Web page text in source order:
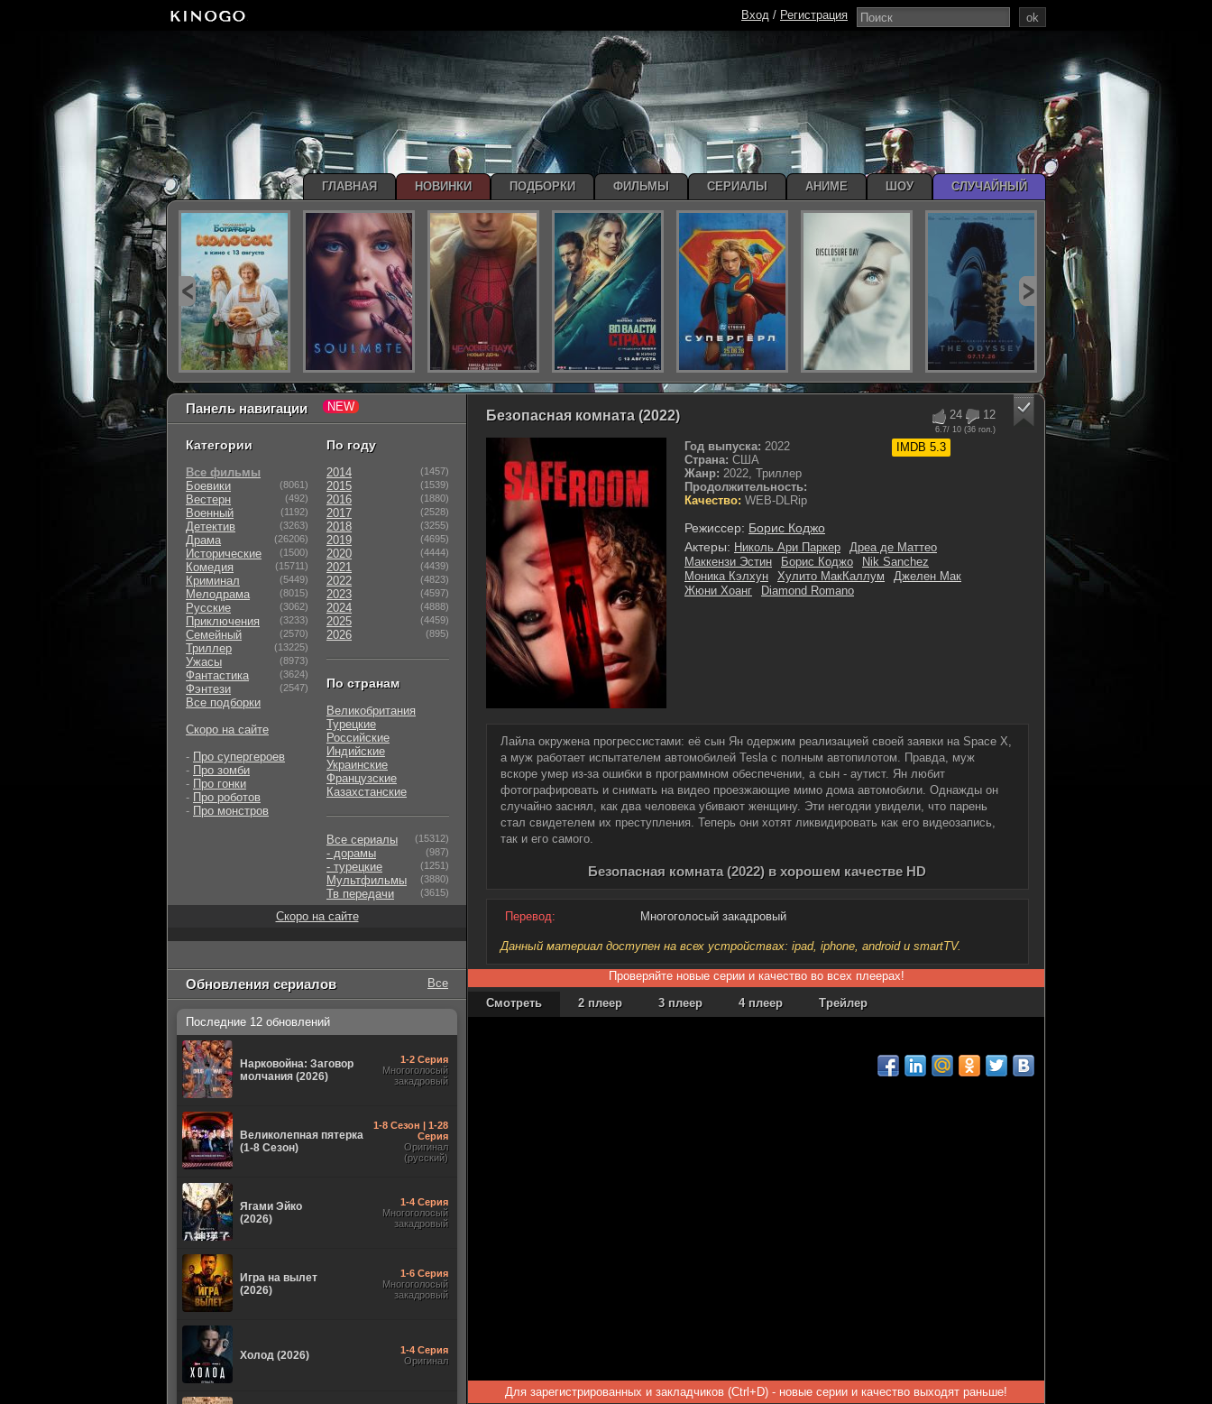
24 12
6.7/ 10 (36 гол.)
IMDB 5.3
Безопасная комната (2022)
Год выпуска: 2022
Страна: США
Жанр: 2022, Триллер
Продолжительность:
Качество: WEB-DLRip
Режиссер: Борис Коджо
Актеры: Николь Ари Паркер
Дреа де Маттео
Маккензи Эстин
Борис Коджо
Nik Sanchez
Моника Кэлхун
Хулито МакКаллум
Джелен Мак
Жюни Хоанг
Diamond Romano
Лайла окружена прогрессистами: её сын Ян одержим реализацией своей заявки на Space X,
а муж работает испытателем автомобилей Tesla с полным автопилотом. Правда, муж
вскоре умер из-за ошибки в программном обеспечении, а сын - аутист. Ян любит
фотографировать и снимать на видео проезжающие мимо дома автомобили. Однажды он
случайно заснял, как два человека убивают женщину. Эти негодяи увидели, что парень
стал свидетелем их преступления. Теперь они хотят ликвидировать как его видеозапись,
так и его самого.
Безопасная комната (2022) в хорошем качестве HD
Перевод: Многоголосый закадровый
Данный материал доступен на всех устройствах: ipad, iphone, android и smartTV.
Проверяйте новые серии и качество во всех плеерах!
Смотреть
2 плеер 3 плеер 4 плеер Трейлер
Для зарегистрированных и закладчиков (Ctrl+D) - новые серии и качество выходят раньше!
Панель навигации
Категории
Все фильмы
Боевики
(8061)
Вестерн (492)
Военный (1192)
Детектив (3263)
Драма (26206)
Исторические (1500)
Комедия (15711)
Криминал (5449)
Мелодрама (8015)
Русские (3062)
Приключения (3233)
Семейный (2570)
Триллер (13225)
Ужасы (8973)
Фантастика (3624)
Фэнтези (2547)
Все подборки
Скоро на сайте
- Про супергероев
- Про зомби
- Про гонки
- Про роботов
- Про монстров
По году
2014 (1457)
2015 (1539)
2016 (1880)
2017 (2528)
2018 (3255)
2019 (4695)
2020 (4444)
2021 (4439)
2022 (4823)
2023 (4597)
2024 (4888)
2025 (4459)
2026 (895)
По странам
Великобритания
Турецкие
Российские
Индийские
Украинские
Французские
Казахстанские
Все сериалы (15312)
- дорамы (987)
- турецкие (1251)
Мультфильмы (3880)
Тв передачи (3615)
Скоро на сайте
Обновления сериалов Все
Последние 12 обновлений
Нарковойна: Заговор
молчания (2026)
1-2 Серия
Многоголосый
закадровый
Великолепная пятерка
(1-8 Сезон)
1-8 Сезон | 1-28
Серия
Оригинал
(русский)
Ягами Эйко
(2026)
1-4 Серия
Многоголосый
закадровый
Игра на вылет
(2026)
1-6 Серия
Многоголосый
закадровый
Холод (2026)
1-4 Серия
Оригинал
ok
Вход / Регистрация
ГЛАВНАЯ НОВИНКИ ПОДБОРКИ ФИЛЬМЫ СЕРИАЛЫ АНИМЕ ШОУ СЛУЧАЙНЫЙ